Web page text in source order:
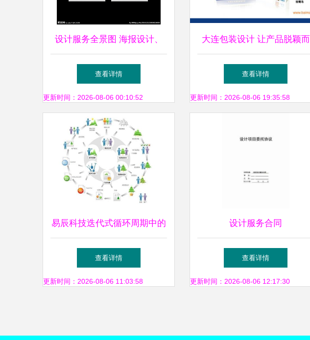
设计服务全景图 海报设计、
广告设计与设计图库的整合创
新
查看详情
更新时间：2026-08-06 00:10:52
大连包装设计 让产品脱颖而
出的关键力量
查看详情
更新时间：2026-08-06 19:35:58
易辰科技迭代式循环周期中的
设计师深度参与策略
查看详情
更新时间：2026-08-06 11:03:58
设计服务合同
查看详情
更新时间：2026-08-06 12:17:30